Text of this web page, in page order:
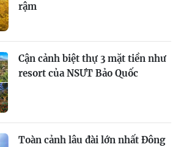
rậm
Cận cảnh biệt thự 3 mặt tiền như
resort của NSƯT Bảo Quốc
Toàn cảnh lâu đài lớn nhất Đông